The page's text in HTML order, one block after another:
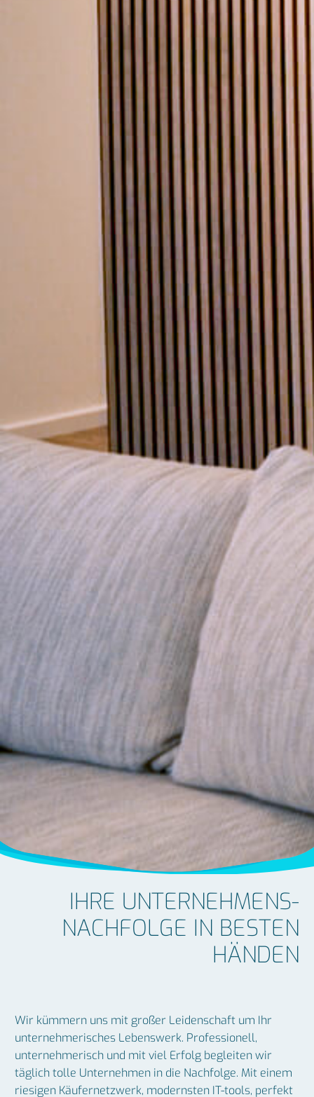
IHRE UNTER­NEHMENS­­
NACH­FOLGE IN BESTEN
HÄNDEN
Wir kümmern uns mit großer Leidenschaft um Ihr
unternehmerisches Lebenswerk. Professionell,
unternehmerisch und mit viel Erfolg begleiten wir
täglich tolle Unternehmen in die Nachfolge. Mit einem
riesigen Käufernetzwerk, modernsten IT-tools, perfekt